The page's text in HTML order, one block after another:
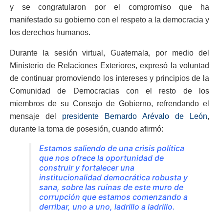
y se congratularon por el compromiso que ha
manifestado su gobierno con el respeto a la democracia y
los derechos humanos.
Durante la sesión virtual, Guatemala, por medio del
Ministerio de Relaciones Exteriores, expresó la voluntad
de continuar promoviendo los intereses y principios de la
Comunidad de Democracias con el resto de los
miembros de su Consejo de Gobierno, refrendando el
mensaje del presidente Bernardo Arévalo de León,
durante la toma de posesión, cuando afirmó:
Estamos saliendo de una crisis política
que nos ofrece la oportunidad de
construir y fortalecer una
institucionalidad democrática robusta y
sana, sobre las ruinas de este muro de
corrupción que estamos comenzando a
derribar, uno a uno, ladrillo a ladrillo.